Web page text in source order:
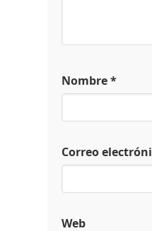
Nombre*
Correo
Web